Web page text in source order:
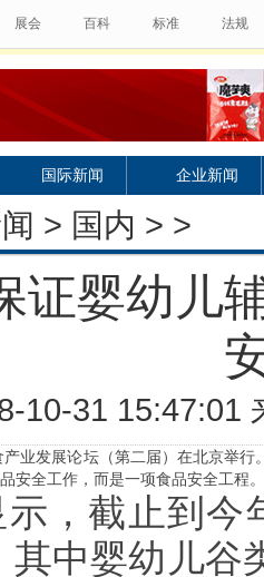
展会 百科 标准
法规
国际新闻 企业新闻
> 国内 > >
证婴幼儿
10-31 15:47:01
业发展论坛（第二届）在北京举行
安全工作，而是一项食品安全工程。
截止到今
其中婴幼儿谷